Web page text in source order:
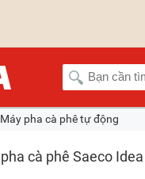
Máy pha cà phê tự động